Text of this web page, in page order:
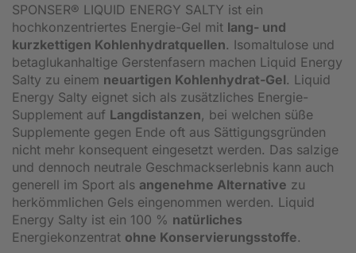
SPONSER® LIQUID ENERGY SALTY ist ein
hochkonzentriertes Energie-Gel mit lang- und
kurzkettigen Kohlenhydratquellen. Isomaltulose und
betaglukanhaltige Gerstenfasern machen Liquid Energy
Salty zu einem neuartigen Kohlenhydrat-Gel. Liquid
Energy Salty eignet sich als zusätzliches Energie-
Supplement auf Langdistanzen, bei welchen süße
Supplemente gegen Ende oft aus Sättigungsgründen
nicht mehr konsequent eingesetzt werden. Das salzige
und dennoch neutrale Geschmackserlebnis kann auch
generell im Sport als angenehme Alternative zu
herkömmlichen Gels eingenommen werden. Liquid
Energy Salty ist ein 100 % natürliches
Energiekonzentrat ohne Konservierungsstoffe.